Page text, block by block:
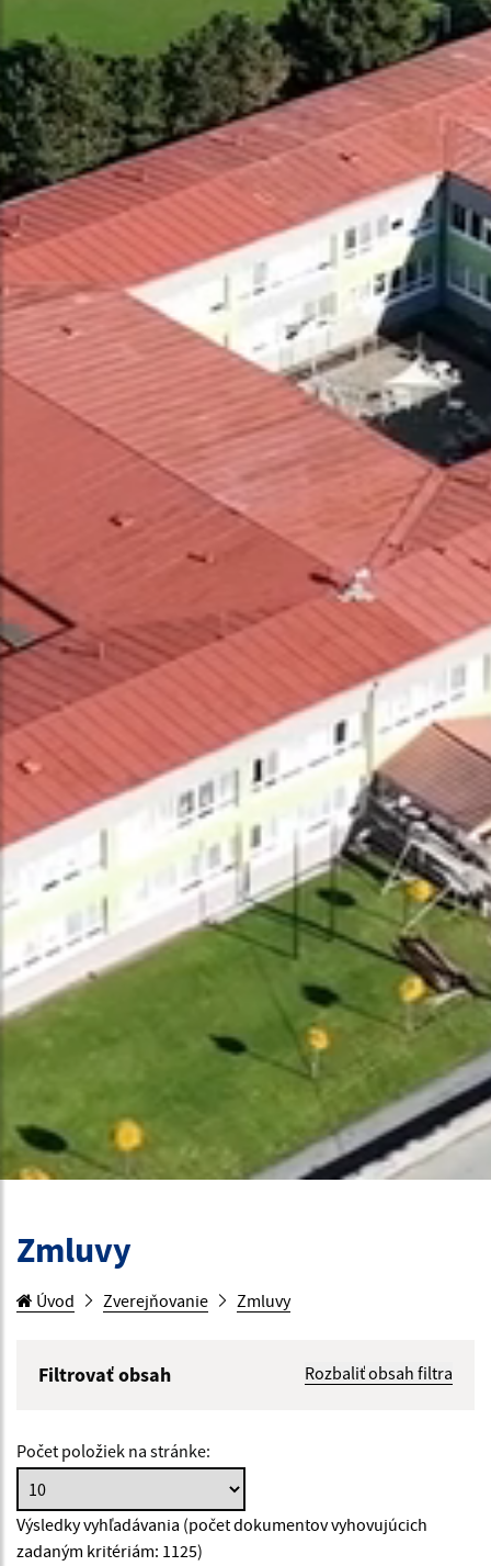
Zmluvy
Úvod Zverejňovanie Zmluvy
Filtrovať obsah
Rozbaliť obsah filtra
Hľadať v:
Typ dátumu:
Počet položiek na stránke:
Výsledky vyhľadávania (počet dokumentov vyhovujúcich
zadaným kritériám: 1125)